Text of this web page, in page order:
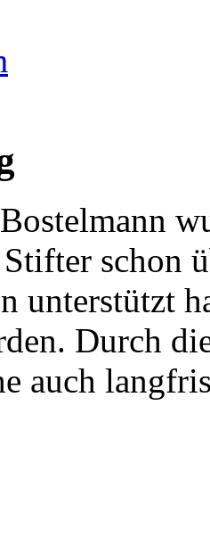
schon
unterstützt
Durch
auch